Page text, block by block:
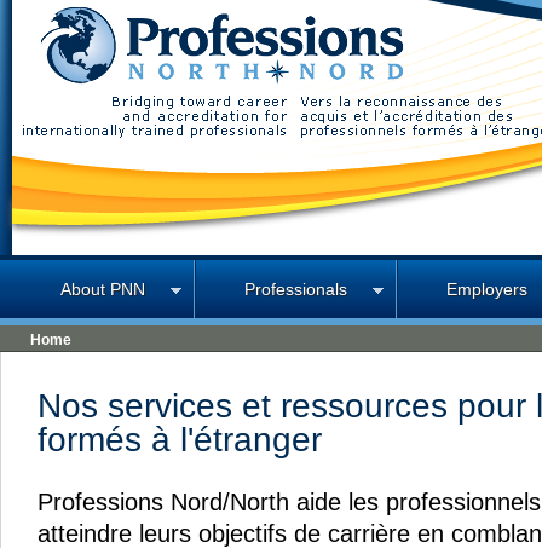
Home
Nos services et ressources pour
formés à l'étranger
Professions Nord/North aide les
atteindre leurs objectifs de carrière en
About PNN Professionals Employers